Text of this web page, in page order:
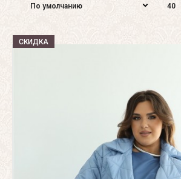
СКИДКА